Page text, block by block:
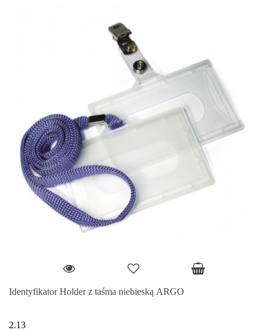
Identyfikator Holder z taśma niebieską ARGO
2.13